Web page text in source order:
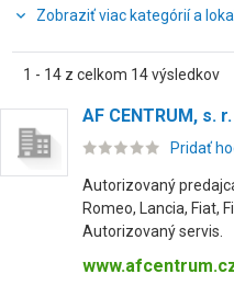
Zobraziť viac kategórií a
1 - 14 z celkom 14 výsledkov
AF CENTRUM, s.
Pridať
Autorizovaný
Romeo, Lancia, Fiat,
Autorizovaný servis.